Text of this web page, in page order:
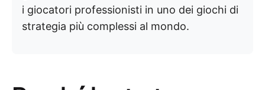
i giocatori professionisti in uno dei giochi di
strategia più complessi al mondo.